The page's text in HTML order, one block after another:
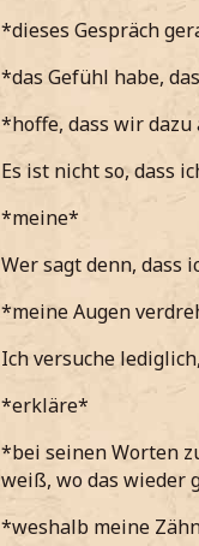
Wir wollen doch
*weiß, dass wir
*erneut seufze,
Du hast selbst
uns kommen
*ihm ernsthaft
*leicht
…wenn ich dir
Oscar
Es ist doch egal
*zu ihr sage*
Natürlich will ich
*meine*
Vielleicht solltest
auch ganz normale
*ihr rate*
Das wäre ein
eine logische
*mir von ihr
*dieses Gespräch
*das Gefühl habe,
*hoffe, dass wir
Es ist nicht so, dass
*meine*
Wer sagt denn, dass
*meine Augen
Ich versuche
*erkläre*
*bei seinen Worten
weiß, wo das wieder
*weshalb meine